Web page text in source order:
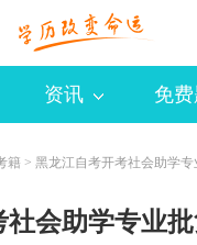
资讯 免
籍 > 黑龙江自考开考社会助学
会助学专业